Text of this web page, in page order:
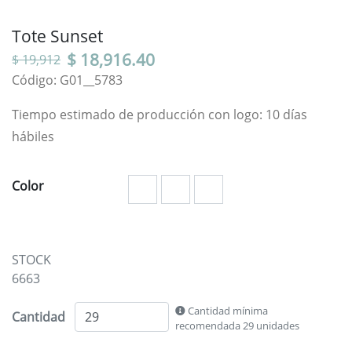
Tote Sunset
$ 19,912 $ 18,916.40
Código: G01__5783
Tiempo estimado de producción con logo: 10 días
hábiles
Color
STOCK
6663
Cantidad
Cantidad mínima
recomendada 29 unidades